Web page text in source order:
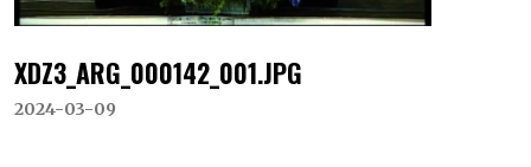
XDZ3_ARG_000142_001.JPG
2024-03-09